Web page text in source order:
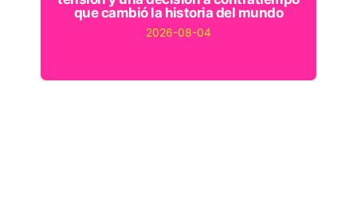
que cambió la historia del mundo
2026-08-04